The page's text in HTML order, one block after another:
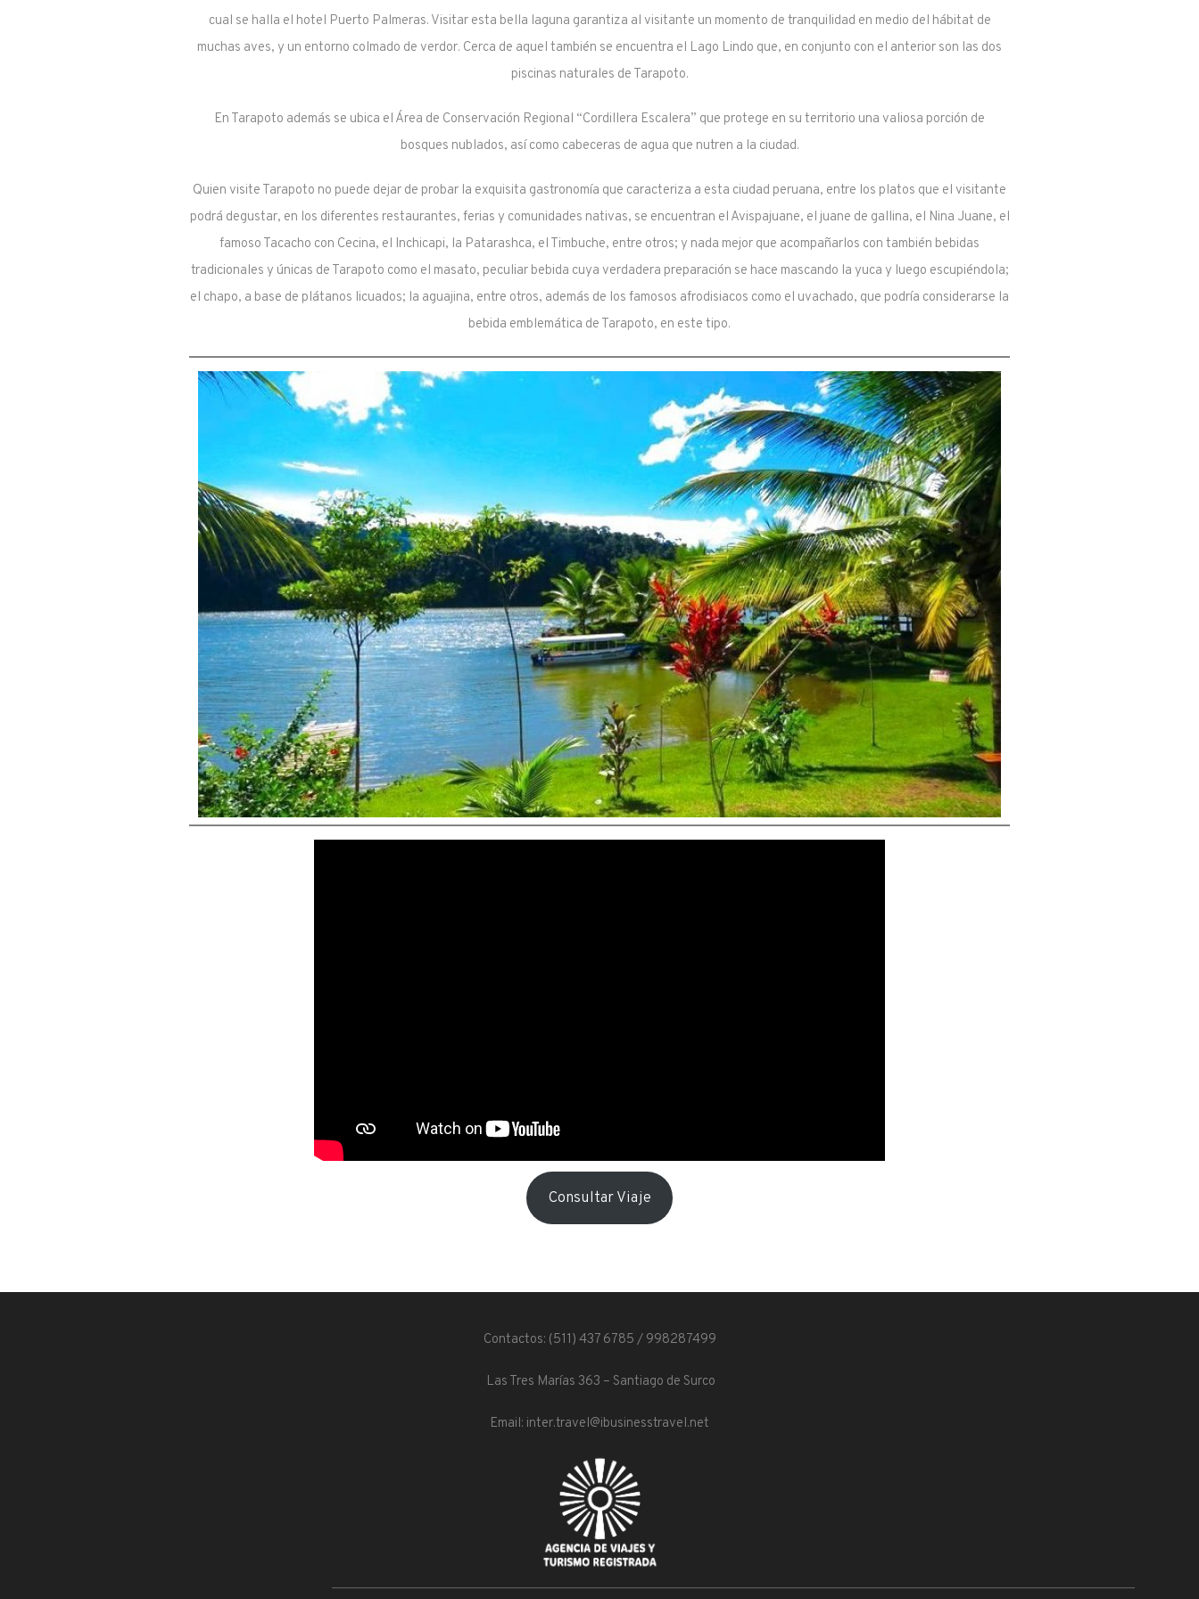
cual se halla el hotel Puerto Palmeras. Visitar esta bella laguna garantiza al visitante un momento de tranquilidad en medio del hábitat de
muchas aves, y un entorno colmado de verdor. Cerca de aquel también se encuentra el Lago Lindo que, en conjunto con el anterior son las dos
piscinas naturales de Tarapoto.
En Tarapoto además se ubica el Área de Conservación Regional “Cordillera Escalera” que protege en su territorio una valiosa porción de
bosques nublados, así como cabeceras de agua que nutren a la ciudad.
Quien visite Tarapoto no puede dejar de probar la exquisita gastronomía que caracteriza a esta ciudad peruana, entre los platos que el visitante
podrá degustar, en los diferentes restaurantes, ferias y comunidades nativas, se encuentran el Avispajuane, el juane de gallina, el Nina Juane, el
famoso Tacacho con Cecina, el Inchicapi, la Patarashca, el Timbuche, entre otros; y nada mejor que acompañarlos con también bebidas
tradicionales y únicas de Tarapoto como el masato, peculiar bebida cuya verdadera preparación se hace mascando la yuca y luego escupiéndola;
el chapo, a base de plátanos licuados; la aguajina, entre otros, además de los famosos afrodisiacos como el uvachado, que podría considerarse la
bebida emblemática de Tarapoto, en este tipo.
Consultar Viaje
Contactos: (511) 437 6785 / 998287499
Las Tres Marías 363 – Santiago de Surco
Email: inter.travel@ibusinesstravel.net